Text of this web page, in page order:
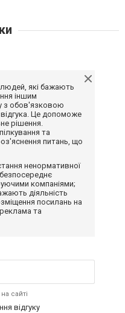
людей, які бажають
іншим
з обов'язковою
Це допоможе
рішення.
та
питань, що
ненормативної
компаніями;
діяльність
посилань на
та
сайті
відгуку